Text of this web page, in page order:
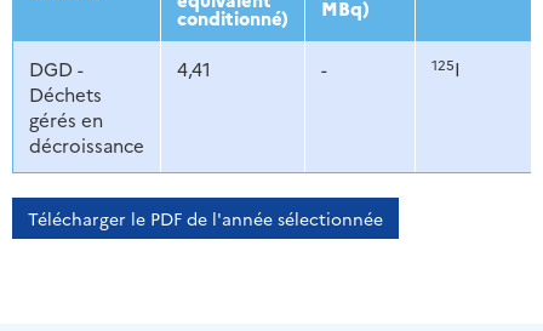
conditionné) MBq)
DGD -
Déchets
gérés en
décroissance
4,41 - 125I
Télécharger le PDF de l'année sélectionnée